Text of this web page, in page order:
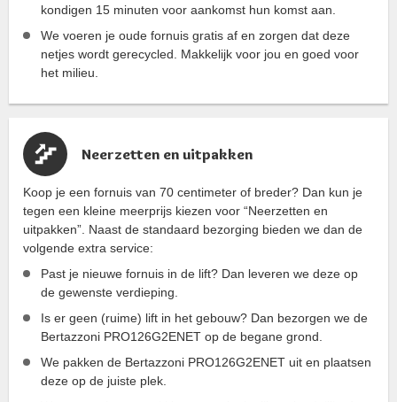
kondigen 15 minuten voor aankomst hun komst aan.
We voeren je oude fornuis gratis af en zorgen dat deze
netjes wordt gerecycled. Makkelijk voor jou en goed voor
het milieu.
Neerzetten en uitpakken
Koop je een fornuis van 70 centimeter of breder? Dan kun je
tegen een kleine meerprijs kiezen voor “Neerzetten en
uitpakken”. Naast de standaard bezorging bieden we dan de
volgende extra service:
Past je nieuwe fornuis in de lift? Dan leveren we deze op
de gewenste verdieping.
Is er geen (ruime) lift in het gebouw? Dan bezorgen we de
Bertazzoni PRO126G2ENET op de begane grond.
We pakken de Bertazzoni PRO126G2ENET uit en plaatsen
deze op de juiste plek.